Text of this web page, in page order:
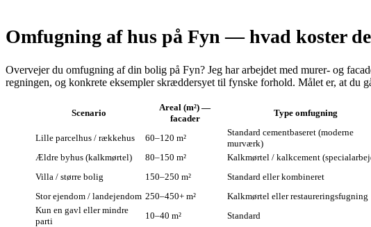
Omfugning af hus på Fyn — hvad koster
Overvejer du omfugning af din bolig på Fyn? Jeg har arbejdet med murer- og
regningen, og konkrete eksempler skræddersyet til fynske forhold. Målet er, at du
Scenario
Areal (m²) —
facader
Type omfugning
Lille parcelhus / rækkehus 60–120 m²
Standard cementbaseret (moderne
murværk)
Ældre byhus (kalkmørtel)
80–150 m² Kalkmørtel / kalkcement
Villa / større bolig
150–250 m² Standard eller kombineret
Stor ejendom / landejendom 250–450+ m² Kalkmørtel eller restaureringsfugning
Kun en gavl eller mindre
parti
10–40 m² Standard